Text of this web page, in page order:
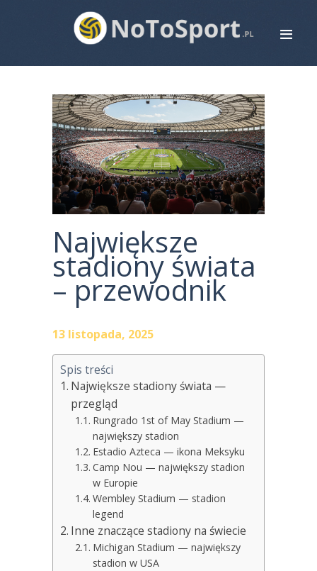
STRONA GŁÓWNA
ROWERY
BIEGANIE
PIŁKA NOŻNA
SIATKÓWKA
ZDROWIE
KONTAKTNajwiększe
stadiony świata
– przewodnik
13 listopada, 2025
Spis treści
Największe stadiony świata —
przegląd
Rungrado 1st of May Stadium —
największy stadion
Estadio Azteca — ikona Meksyku
Camp Nou — największy stadion
w Europie
Wembley Stadium — stadion
legend
Inne znaczące stadiony na świecie
Michigan Stadium — największy
stadion w USA